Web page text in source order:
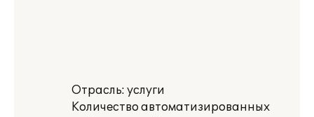
Отрасль: услуги
Количество автоматизированных